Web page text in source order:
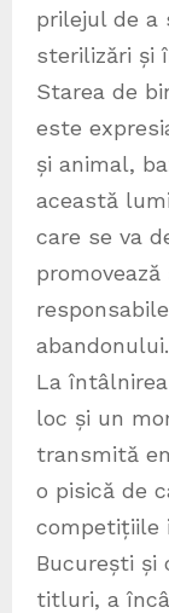
prilejul de a
sterilizări și
Starea de
este
și animal,
această
care se va
abandonului.
La
loc și un
transmită
o pisică de
competițiile
București și
titluri, a